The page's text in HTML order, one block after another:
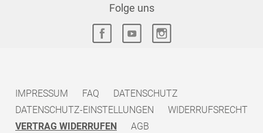
Folge uns
IMPRESSUM FAQ
DATENSCHUTZ
DATENSCHUTZ-EINSTELLUNGEN
WIDERRUFSRECHT
VERTRAG WIDERRUFEN
AGB